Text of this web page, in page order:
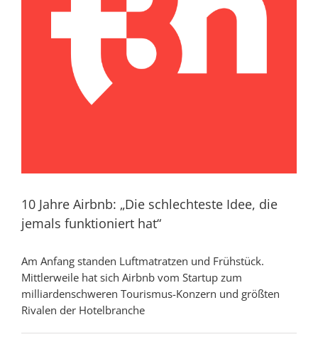
10 Jahre Airbnb: „Die schlechteste Idee, die
jemals funktioniert hat“
Am Anfang standen Luftmatratzen und Frühstück.
Mittlerweile hat sich Airbnb vom Startup zum
milliardenschweren Tourismus-Konzern und größten
Rivalen der Hotelbranche